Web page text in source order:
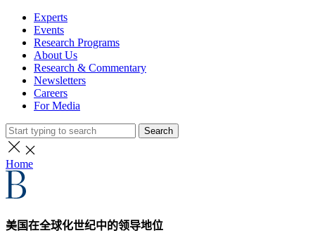
Experts
Events
Research Programs
About Us
Research & Commentary
Newsletters
Careers
For Media
Search
Home
美国在全球化世纪中的领导地位